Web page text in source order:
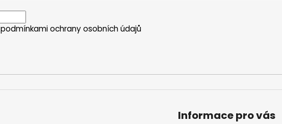
podmínkami ochrany osobních údajů
Informace pro vás